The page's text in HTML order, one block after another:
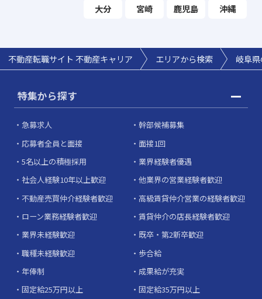
大分 宮崎 鹿児島 沖縄
不動産転職サイト 不動産キャリア エリアから検索 岐阜
特集から探す
急募求人
幹部候補募集
応募者全員と面接
面接1回
5名以上の積極採用
業界経験者優遇
社会人経験10年以上歓迎
他業界の営業経験者歓迎
不動産売買仲介経験者歓迎
高級賃貸仲介営業の経験者歓迎
ローン業務経験者歓迎
賃貸仲介の店長経験者歓迎
業界未経験歓迎
既卒・第2新卒歓迎
職種未経験歓迎
歩合給
年俸制
成果給が充実
固定給25万円以上
固定給35万円以上